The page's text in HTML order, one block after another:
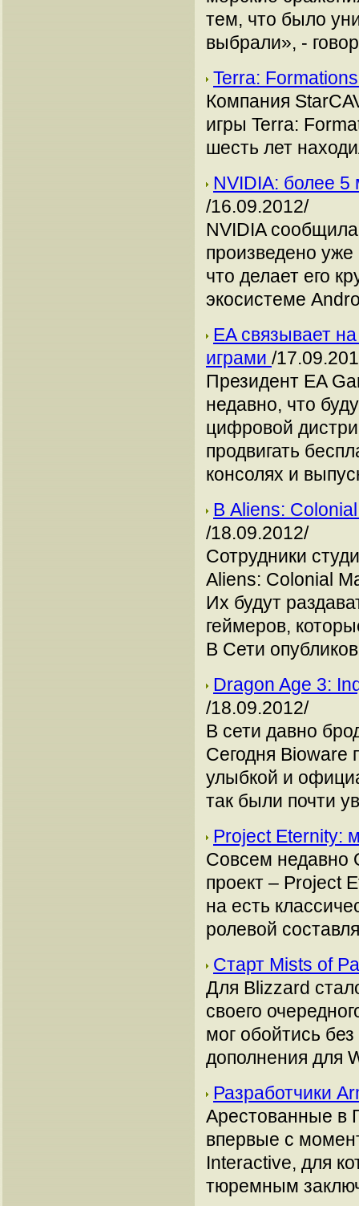
тем, что было
выбрали», -
Terra:
Компания
игры Terra:
шесть лет
NVIDIA: более 5
/16.09.2012/
NVIDIA
произведено
что делает его
экосистеме
EA связывает
играми /
Президент EA
недавно, что
цифровой
продвигать
консолях и
В Aliens:
/18.09.2012/
Сотрудники
Aliens: Colonial
Их будут
геймеров,
В Сети
Dragon Age 3:
/18.09.2012/
В сети давно
Сегодня Bioware
улыбкой и
так были почти
Project Eternity:
Совсем недавно
проект – Project
на есть
ролевой
Старт Mists of
Для Blizzard
своего
мог обойтись
дополнения для
Разработчики
Арестованные в
впервые с
Interactive, для
тюремным